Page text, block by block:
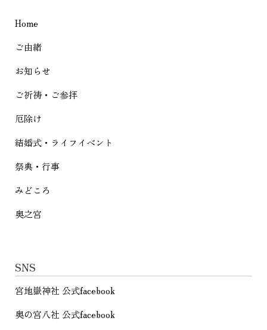
ー
シ
ョ
ン
Home
ご由緒
お知らせ
ご祈祷・ご参拝
厄除け
結婚式・ライフイベント
祭典・行事
みどころ
奥之宮
SNS
宮地嶽神社 公式facebook
奥の宮八社 公式facebook